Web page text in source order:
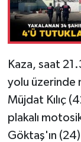
Kaza, saat
yolu üzerinde
Müjdat Kılıç
plakalı
Göktaş'ın (24)